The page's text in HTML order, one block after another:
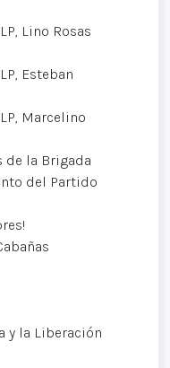
Lino Rosas
Esteban
Marcelino
de la Brigada
del Partido
y la Liberación